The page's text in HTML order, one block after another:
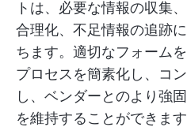
トは、必要な情報の収集
合理化、不足情報の追跡
ちます。適切なフォーム
プロセスを簡素化し、コ
し、ベンダーとのより強
を維持することができま